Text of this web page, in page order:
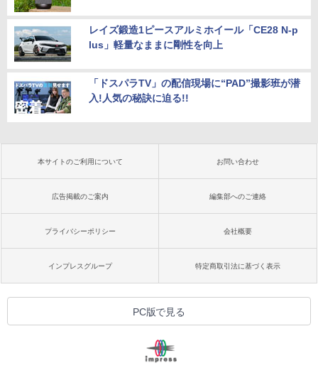
レイズ鍛造1ピースアルミホイール「CE28 N-p
lus」軽量なままに剛性を向上
「ドスパラTV」の配信現場に“PAD”撮影班が潜
入!人気の秘訣に迫る!!
本サイトのご利用について お問い合わせ
広告掲載のご案内 編集部へのご連絡
プライバシーポリシー 会社概要
インプレスグループ 特定商取引法に基づく表示
PC版で見る